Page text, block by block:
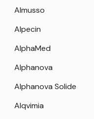
Almusso
Alpecin
AlphaMed
Alphanova
Alphanova Solide
Alqvimia